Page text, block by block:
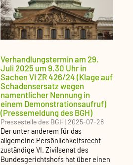
Verhandlungstermin am 29.
Juli 2025 um 9.30 Uhr in
Sachen VI ZR 426/24 (Klage auf
Schadensersatz wegen
namentlicher Nennung in
einem Demonstrationsaufruf)
(Pressemeldung des BGH)
Pressestelle des BGH |2025-07-28
Der unter anderem für das
allgemeine Persönlichkeitsrecht
zuständige VI. Zivilsenat des
Bundesgerichtshofs hat über einen